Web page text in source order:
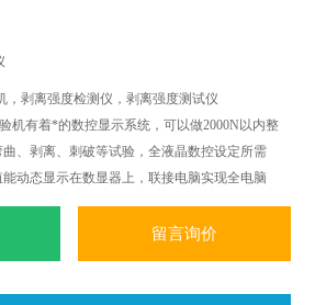
，剥离强度检测仪，剥离强度测试仪
机有着*的数控显示系统，可以做2000N以内整
、剥离、刺破等试验，全液晶数控设定所需
动态显示在数显器上，联接电脑实现全电脑
*改变传统材料式试验机机台笨重、操作复
观采用挤型封板及高级烤漆处理，更显美观大
留言询价